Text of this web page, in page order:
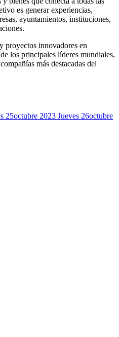
es generar experiencias,
ayuntamientos, instituciones,
proyectos innovadores en
los principales líderes mundiales,
más destacadas del
25Octubre 2023 Jueves 26Octubre